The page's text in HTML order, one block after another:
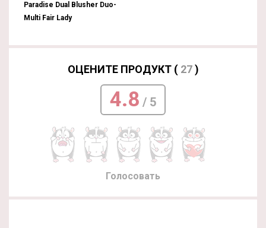
Paradise Dual Blusher Duo-
Multi Fair Lady
ОЦЕНИТЕ ПРОДУКТ ( 27)
4.8 / 5
Голосовать